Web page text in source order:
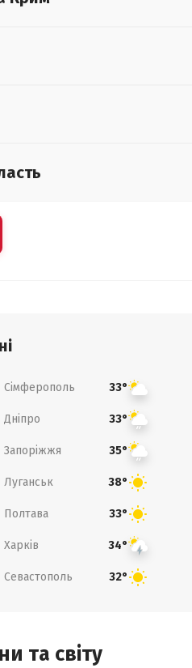
Сімферополь 33°
Дніпро 33°
Запоріжжя 35°
Луганськ 38°
Полтава 33°
Харків 34°
Севастополь 32°
та світу